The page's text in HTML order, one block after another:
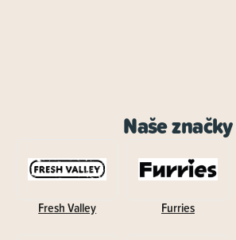
Naše značky
Fresh Valley Furries